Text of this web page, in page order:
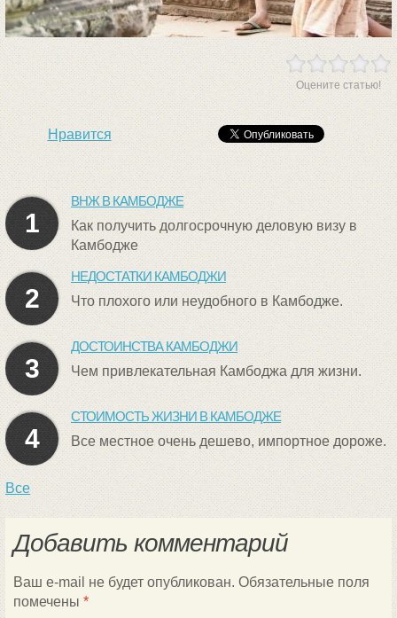
Оцените статью!
Нравится
1
ВНЖ В КАМБОДЖЕ
Как получить долгосрочную деловую визу в
Камбодже
2
НЕДОСТАТКИ КАМБОДЖИ
Что плохого или неудобного в Камбодже.
3
ДОСТОИНСТВА КАМБОДЖИ
Чем привлекательная Камбоджа для жизни.
4
СТОИМОСТЬ ЖИЗНИ В КАМБОДЖЕ
Все местное очень дешево, импортное дороже.
Все
Добавить комментарий
Ваш e-mail не будет опубликован. Обязательные поля
помечены *